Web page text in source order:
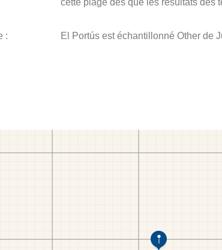
: El Portús est échantillonné Other de